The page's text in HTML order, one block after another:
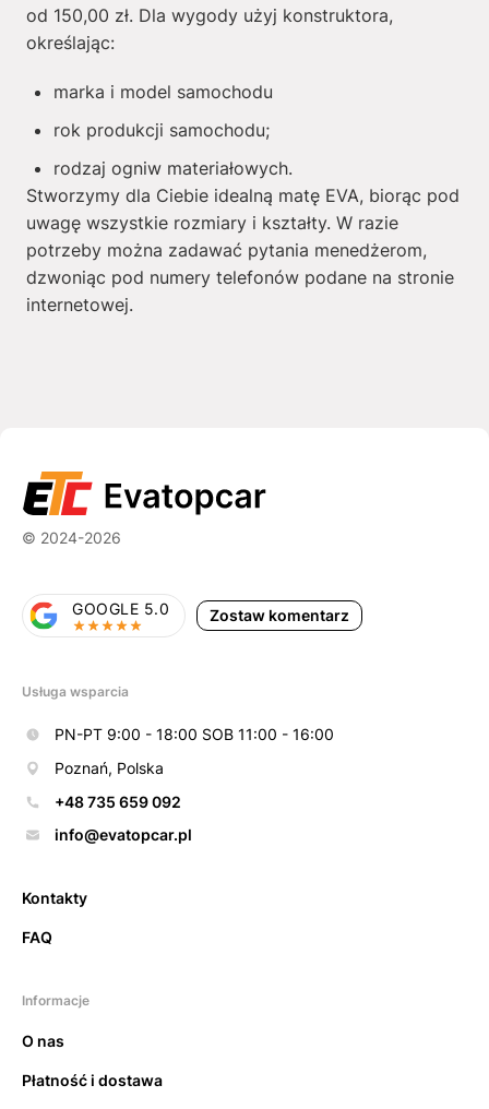
od 150,00 zł. Dla wygody użyj konstruktora,
określając:
marka i model samochodu
rok produkcji samochodu;
rodzaj ogniw materiałowych.
Stworzymy dla Ciebie idealną matę EVA, biorąc pod
uwagę wszystkie rozmiary i kształty. W razie
potrzeby można zadawać pytania menedżerom,
dzwoniąc pod numery telefonów podane na stronie
internetowej.
© 2024-2026
Zostaw komentarz
GOOGLE 5.0
Usługa wsparcia
PN-PT 9:00 - 18:00 SOB 11:00 - 16:00
Poznań, Polska
+48 735 659 092
info@evatopcar.pl
Kontakty
FAQ
Informacje
O nas
Płatność i dostawa